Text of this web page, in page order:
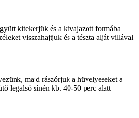
kitekerjük és a kivajazott formába
visszahajtjuk és a tészta alját villával
majd rászórjuk a hüvelyeseket a
legalsó sínén kb. 40-50 perc alatt